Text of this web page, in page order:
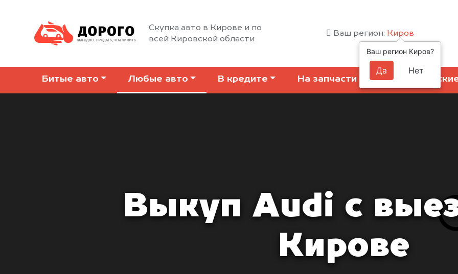
Скупка авто в Кирове и по
всей Кировской области
Ваш регион: Киров
Битые авто Любые авто В кредите На запчасти
Выкуп Audi с
Кирове
Ваш регион Киров?
Да Нет